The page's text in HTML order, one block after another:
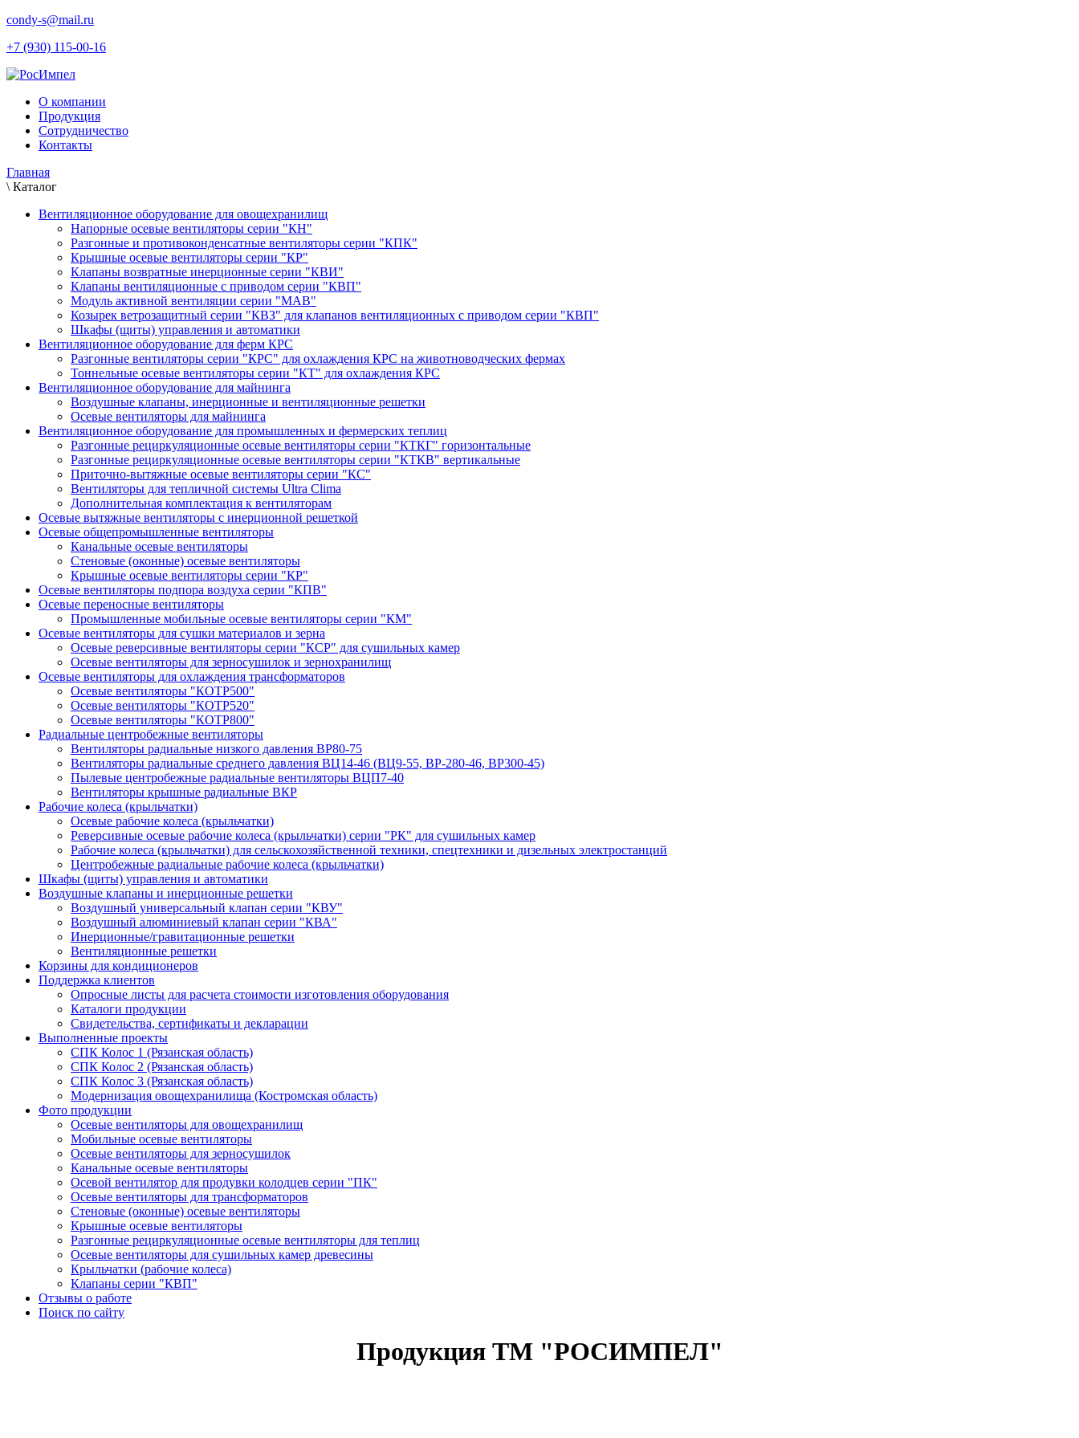
condy-s@mail.ru
+7 (930) 115-00-16
О компании
Продукция
Сотрудничество
Контакты
Главная
\ Каталог
Вентиляционное оборудование для овощехранилищ
Напорные осевые вентиляторы серии "КН"
Разгонные и противоконденсатные вентиляторы серии "КПК"
Крышные осевые вентиляторы серии "КР"
Клапаны возвратные инерционные серии "КВИ"
Клапаны вентиляционные с приводом серии "КВП"
Модуль активной вентиляции серии "МАВ"
Козырек ветрозащитный серии "КВЗ" для клапанов вентиляционных с приводом серии "КВП"
Шкафы (щиты) управления и автоматики
Вентиляционное оборудование для ферм КРС
Разгонные вентиляторы серии "КРС" для охлаждения КРС на животноводческих фермах
Тоннельные осевые вентиляторы серии "КТ" для охлаждения КРС
Вентиляционное оборудование для майнинга
Воздушные клапаны, инерционные и вентиляционные решетки
Осевые вентиляторы для майнинга
Вентиляционное оборудование для промышленных и фермерских теплиц
Разгонные рециркуляционные осевые вентиляторы серии "КТКГ" горизонтальные
Разгонные рециркуляционные осевые вентиляторы серии "КТКВ" вертикальные
Приточно-вытяжные осевые вентиляторы серии "КС"
Вентиляторы для тепличной системы Ultra Clima
Дополнительная комплектация к вентиляторам
Осевые вытяжные вентиляторы с инерционной решеткой
Осевые общепромышленные вентиляторы
Канальные осевые вентиляторы
Стеновые (оконные) осевые вентиляторы
Крышные осевые вентиляторы серии "КР"
Осевые вентиляторы подпора воздуха серии "КПВ"
Осевые переносные вентиляторы
Промышленные мобильные осевые вентиляторы серии "КМ"
Осевые вентиляторы для сушки материалов и зерна
Осевые реверсивные вентиляторы серии "КСР" для сушильных камер
Осевые вентиляторы для зерносушилок и зернохранилищ
Осевые вентиляторы для охлаждения трансформаторов
Осевые вентиляторы "КОТР500"
Осевые вентиляторы "КОТР520"
Осевые вентиляторы "КОТР800"
Радиальные центробежные вентиляторы
Вентиляторы радиальные низкого давления ВР80-75
Вентиляторы радиальные среднего давления ВЦ14-46 (ВЦ9-55, ВР-280-46, ВР300-45)
Пылевые центробежные радиальные вентиляторы ВЦП7-40
Вентиляторы крышные радиальные ВКР
Рабочие колеса (крыльчатки)
Осевые рабочие колеса (крыльчатки)
Реверсивные осевые рабочие колеса (крыльчатки) серии "РК" для сушильных камер
Рабочие колеса (крыльчатки) для сельскохозяйственной техники, спецтехники и дизельных электростанций
Центробежные радиальные рабочие колеса (крыльчатки)
Шкафы (щиты) управления и автоматики
Воздушные клапаны и инерционные решетки
Воздушный универсальный клапан серии "КВУ"
Воздушный алюминиевый клапан серии "КВА"
Инерционные/гравитационные решетки
Вентиляционные решетки
Корзины для кондиционеров
Поддержка клиентов
Опросные листы для расчета стоимости изготовления оборудования
Каталоги продукции
Свидетельства, сертификаты и декларации
Выполненные проекты
СПК Колос 1 (Рязанская область)
СПК Колос 2 (Рязанская область)
СПК Колос 3 (Рязанская область)
Модернизация овощехранилища (Костромская область)
Фото продукции
Осевые вентиляторы для овощехранилищ
Мобильные осевые вентиляторы
Осевые вентиляторы для зерносушилок
Канальные осевые вентиляторы
Осевой вентилятор для продувки колодцев серии "ПК"
Осевые вентиляторы для трансформаторов
Стеновые (оконные) осевые вентиляторы
Крышные осевые вентиляторы
Разгонные рециркуляционные осевые вентиляторы для теплиц
Осевые вентиляторы для сушильных камер древесины
Крыльчатки (рабочие колеса)
Клапаны серии "КВП"
Отзывы о работе
Поиск по сайту
Продукция ТМ "РОСИМПЕЛ"